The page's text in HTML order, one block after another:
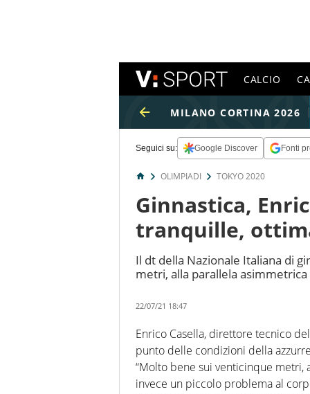
CALCIO
MILANO CORTINA 2026
Seguici su: Google Discover Fonti
OLIMPIADI TOKYO 2020
Ginnastica,
tranquille,
Il dt della Nazionale Italiana di
metri, alla parallela
22/07/21 18:47
Enrico Casella, direttore tecnico
punto delle condizioni della
“Molto bene sui venticinque metri,
invece un piccolo problema al